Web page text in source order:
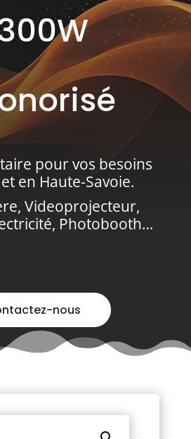
pour vos besoins
en Haute-Savoie.
Videoprojecteur,
Photobooth…
nous